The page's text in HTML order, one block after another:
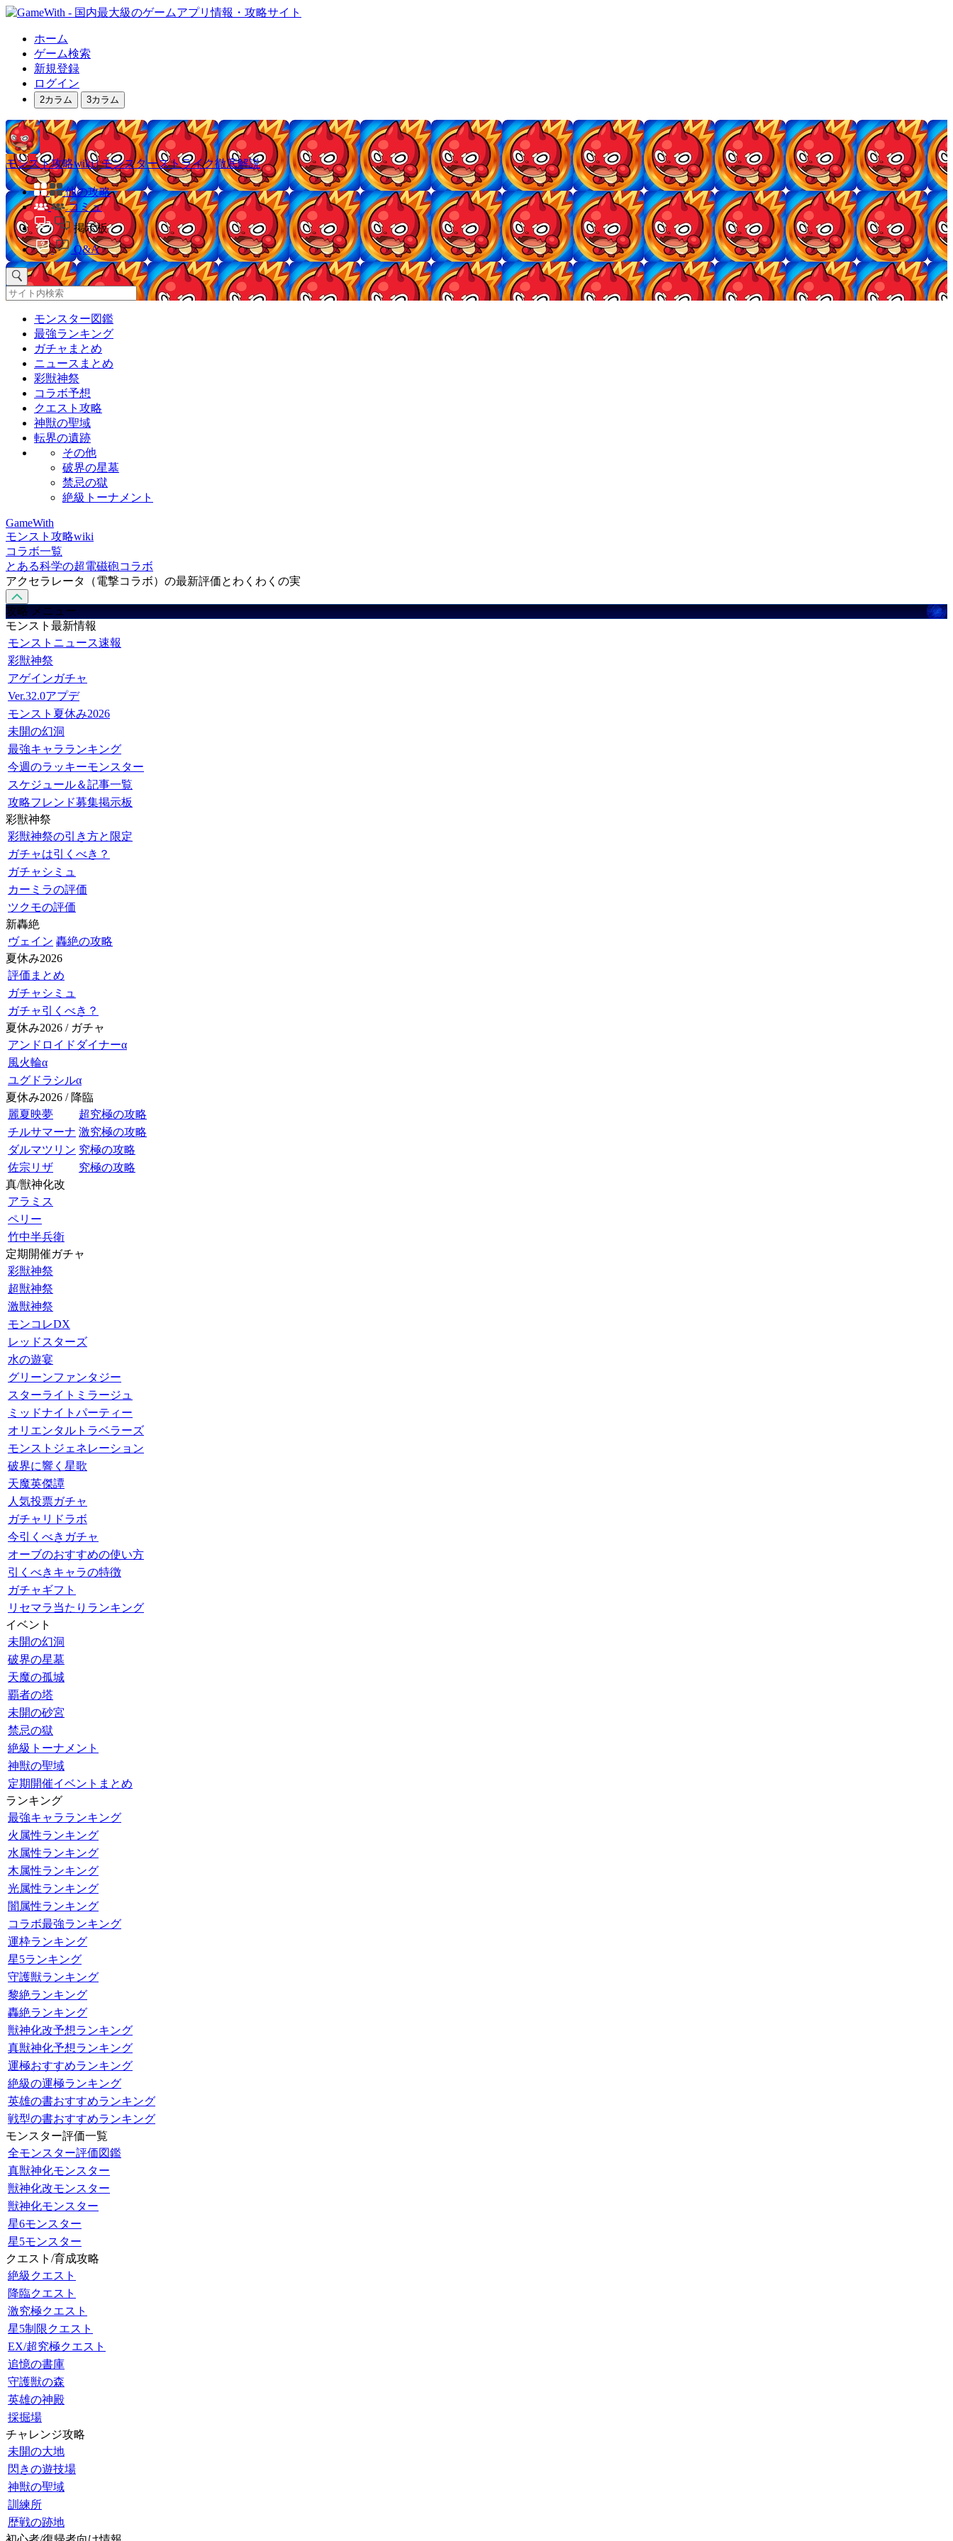
ホーム
ゲーム検索
新規登録
ログイン
2カラム 3カラム
モンスト攻略wiki | モンスターストライク徹底解説
他の攻略
コミュ
掲示板
Q&A
モンスター図鑑
最強ランキング
ガチャまとめ
ニュースまとめ
彩獣神祭
コラボ予想
クエスト攻略
神獣の聖域
転界の遺跡
その他
破界の星墓
禁忌の獄
絶級トーナメント
GameWith
モンスト攻略wiki
コラボ一覧
とある科学の超電磁砲コラボ
アクセラレータ（電撃コラボ）の最新評価とわくわくの実
攻略 メニュー
モンスト最新情報
モンストニュース速報
彩獣神祭
アゲインガチャ
Ver.32.0アプデ
モンスト夏休み2026
未開の幻洞
最強キャラランキング
今週のラッキーモンスター
スケジュール＆記事一覧
攻略フレンド募集掲示板
彩獣神祭
彩獣神祭の引き方と限定
ガチャは引くべき？
ガチャシミュ
カーミラの評価
ツクモの評価
新轟絶
ヴェイン 轟絶の攻略
夏休み2026
評価まとめ
ガチャシミュ
ガチャ引くべき？
夏休み2026 / ガチャ
アンドロイドダイナーα
風火輪α
ユグドラシルα
夏休み2026 / 降臨
麗夏映夢
超究極の攻略
チルサマーナ 激究極の攻略
ダルマツリン 究極の攻略
佐宗リザ
究極の攻略
真/獣神化改
アラミス
ペリー
竹中半兵衛
定期開催ガチャ
彩獣神祭
超獣神祭
激獣神祭
モンコレDX
レッドスターズ
水の遊宴
グリーンファンタジー
スターライトミラージュ
ミッドナイトパーティー
オリエンタルトラベラーズ
モンストジェネレーション
破界に響く星歌
天魔英傑譚
人気投票ガチャ
ガチャリドラボ
今引くべきガチャ
オーブのおすすめの使い方
引くべきキャラの特徴
ガチャギフト
リセマラ当たりランキング
イベント
未開の幻洞
破界の星墓
天魔の孤城
覇者の塔
未開の砂宮
禁忌の獄
絶級トーナメント
神獣の聖域
定期開催イベントまとめ
ランキング
最強キャラランキング
火属性ランキング
水属性ランキング
木属性ランキング
光属性ランキング
闇属性ランキング
コラボ最強ランキング
運枠ランキング
星5ランキング
守護獣ランキング
黎絶ランキング
轟絶ランキング
獣神化改予想ランキング
真獣神化予想ランキング
運極おすすめランキング
絶級の運極ランキング
英雄の書おすすめランキング
戦型の書おすすめランキング
モンスター評価一覧
全モンスター評価図鑑
真獣神化モンスター
獣神化改モンスター
獣神化モンスター
星6モンスター
星5モンスター
クエスト/育成攻略
絶級クエスト
降臨クエスト
激究極クエスト
星5制限クエスト
EX/超究極クエスト
追憶の書庫
守護獣の森
英雄の神殿
採掘場
チャレンジ攻略
未開の大地
閃きの遊技場
神獣の聖域
訓練所
歴戦の跡地